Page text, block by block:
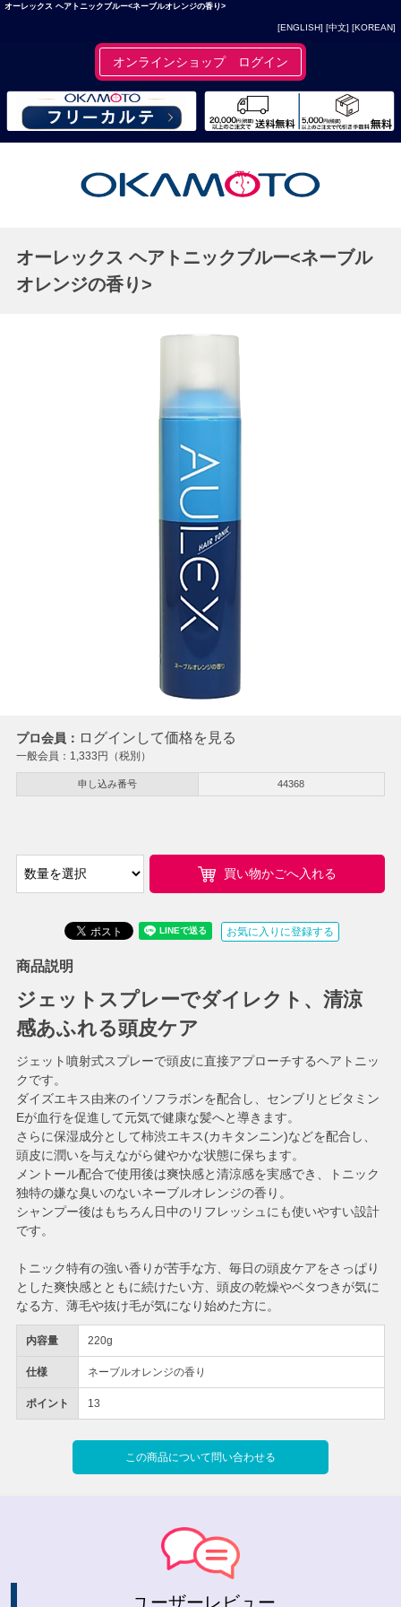
オーレックス ヘアトニックブルー<ネーブルオレンジの香り>
[ENGLISH] [中文] [KOREAN]
オンラインショップ ログイン
オーレックス ヘアトニックブルー<ネーブル
オレンジの香り>
プロ会員： ログインして価格を見る
一般会員： 1,333円（税別）
申し込み番号 44368
内容量 220g
仕様 ネーブルオレンジの香り
ポイント 13
買い物かごへ入れる
お気に入りに登録する
この商品について問い合わせる
商品説明
ジェットスプレーでダイレクト、清涼
感あふれる頭皮ケア
ジェット噴射式スプレーで頭皮に直接アプローチするヘアトニッ
クです。
ダイズエキス由来のイソフラボンを配合し、センブリとビタミン
Eが血行を促進して元気で健康な髪へと導きます。
さらに保湿成分として柿渋エキス(カキタンニン)などを配合し、
頭皮に潤いを与えながら健やかな状態に保ちます。
メントール配合で使用後は爽快感と清涼感を実感でき、トニック
独特の嫌な臭いのないネーブルオレンジの香り。
シャンプー後はもちろん日中のリフレッシュにも使いやすい設計
です。
トニック特有の強い香りが苦手な方、毎日の頭皮ケアをさっぱり
とした爽快感とともに続けたい方、頭皮の乾燥やベタつきが気に
なる方、薄毛や抜け毛が気になり始めた方に。
ユーザーレビュー